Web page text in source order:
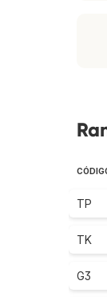
TP
TK
G3